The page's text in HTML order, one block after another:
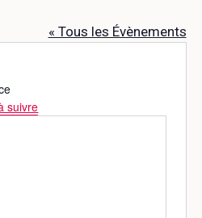
« Tous les Évènements
suivre